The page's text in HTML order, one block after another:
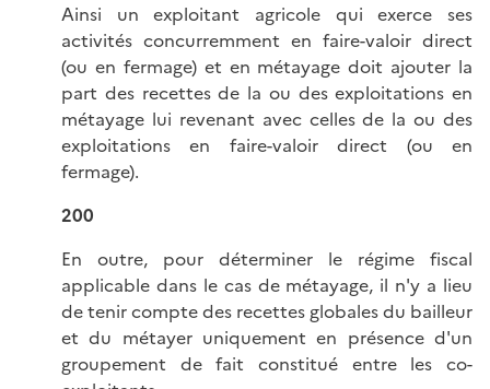
Ainsi un exploitant agricole qui exerce ses
activités concurremment en faire-valoir direct
(ou en fermage) et en métayage doit ajouter la
part des recettes de la ou des exploitations en
métayage lui revenant avec celles de la ou des
exploitations en faire-valoir direct (ou en
fermage).
200
En outre, pour déterminer le régime fiscal
applicable dans le cas de métayage, il n'y a lieu
de tenir compte des recettes globales du bailleur
et du métayer uniquement en présence d'un
groupement de fait constitué entre les co-